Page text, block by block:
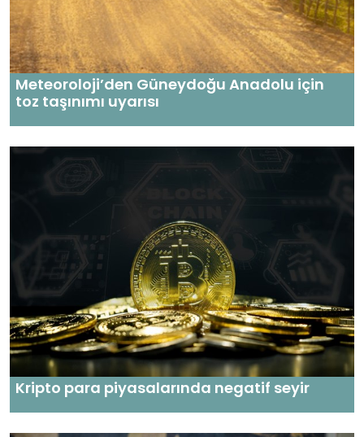
Meteoroloji’den Güneydoğu Anadolu için
toz taşınımı uyarısı
Kripto para piyasalarında negatif seyir